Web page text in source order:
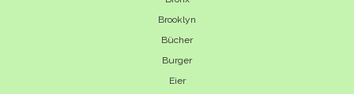
Brooklyn
Bücher
Burger
Eier